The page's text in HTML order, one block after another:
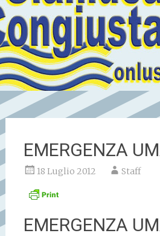
EMERGENZA
18 Luglio 2012 Staff
EMERGENZA